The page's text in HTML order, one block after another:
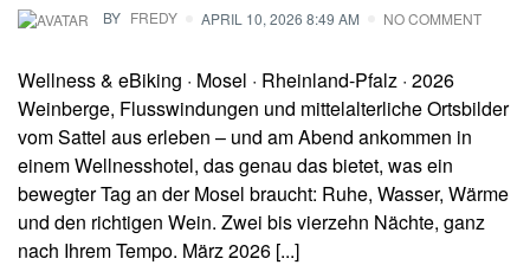
BY FREDY APRIL 10, 2026 8:49 AM NO COMMENT
Wellness & eBiking · Mosel · Rheinland-Pfalz · 2026
Weinberge, Flusswindungen und mittelalterliche Ortsbilder
vom Sattel aus erleben – und am Abend ankommen in
einem Wellnesshotel, das genau das bietet, was ein
bewegter Tag an der Mosel braucht: Ruhe, Wasser, Wärme
und den richtigen Wein. Zwei bis vierzehn Nächte, ganz
nach Ihrem Tempo. März 2026 [...]